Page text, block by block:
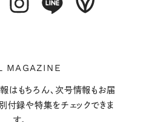
MAGAZINE
はもちろん、次号情報もお届
別付録や特集をチェックできま
す。